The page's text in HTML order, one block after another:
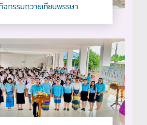
จกรรมถวายเทียนพรรษา